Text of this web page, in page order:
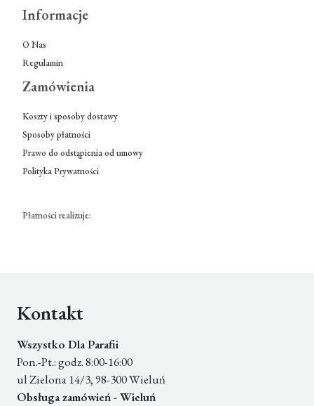
Informacje
O Nas
Regulamin
Zamówienia
Koszty i sposoby dostawy
Sposoby płatności
Prawo do odstąpienia od umowy
Polityka Prywatności
Płatności realizuje:
Kontakt
Wszystko Dla Parafii
Pon.-Pt.: godz. 8:00-16:00
ul Zielona 14/3, 98-300 Wieluń
Obsługa zamówień - Wieluń